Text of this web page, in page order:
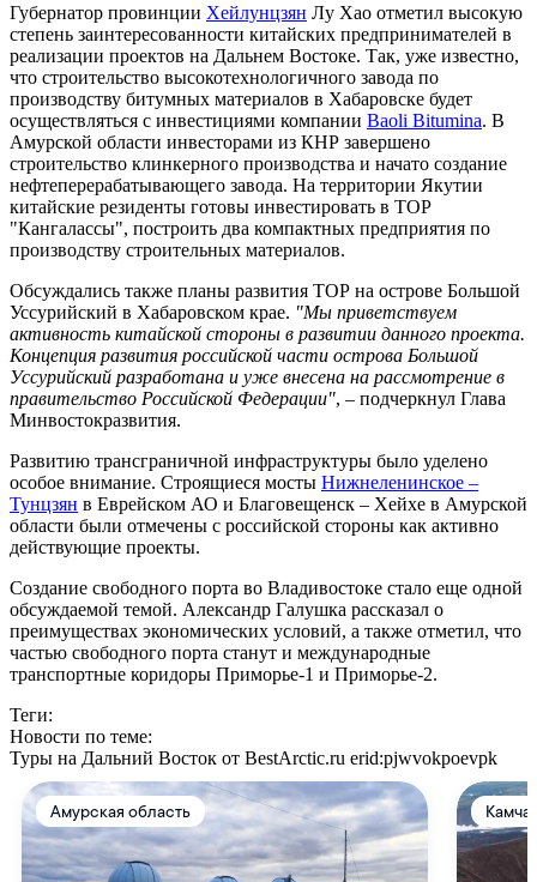
Губернатор провинции Хейлунцзян Лу Хао отметил высокую
степень заинтересованности китайских предпринимателей в
реализации проектов на Дальнем Востоке. Так, уже известно,
что строительство высокотехнологичного завода по
производству битумных материалов в Хабаровске будет
осуществляться с инвестициями компании Baoli Bitumina. В
Амурской области инвесторами из КНР завершено
строительство клинкерного производства и начато создание
нефтеперерабатывающего завода. На территории Якутии
китайские резиденты готовы инвестировать в ТОР
"Кангалассы", построить два компактных предприятия по
производству строительных материалов.
Обсуждались также планы развития ТОР на острове Большой
Уссурийский в Хабаровском крае. "Мы приветствуем
активность китайской стороны в развитии данного проекта.
Концепция развития российской части острова Большой
Уссурийский разработана и уже внесена на рассмотрение в
правительство Российской Федерации", – подчеркнул Глава
Минвостокразвития.
Развитию трансграничной инфраструктуры было уделено
особое внимание. Строящиеся мосты Нижнеленинское –
Тунцзян в Еврейском АО и Благовещенск – Хейхе в Амурской
области были отмечены с российской стороны как активно
действующие проекты.
Создание свободного порта во Владивостоке стало еще одной
обсуждаемой темой. Александр Галушка рассказал о
преимуществах экономических условий, а также отметил, что
частью свободного порта станут и международные
транспортные коридоры Приморье-1 и Приморье-2.
Теги:
Новости по теме:
Туры на Дальний Восток от BestArctic.ru erid:pjwvokpoevpk